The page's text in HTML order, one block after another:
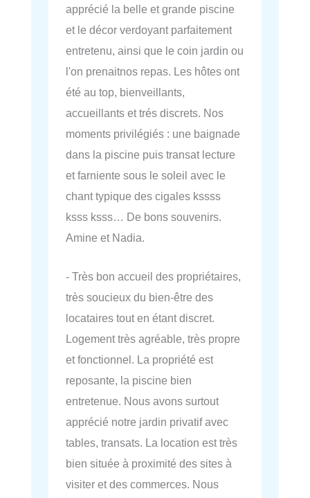
apprécié la belle et grande piscine
et le décor verdoyant parfaitement
entretenu, ainsi que le coin jardin ou
l'on prenaitnos repas. Les hôtes ont
été au top, bienveillants,
accueillants et trés discrets. Nos
moments privilégiés : une baignade
dans la piscine puis transat lecture
et farniente sous le soleil avec le
chant typique des cigales kssss
ksss ksss… De bons souvenirs.
Amine et Nadia.
- Très bon accueil des propriétaires,
très soucieux du bien-être des
locataires tout en étant discret.
Logement très agréable, très propre
et fonctionnel. La propriété est
reposante, la piscine bien
entretenue. Nous avons surtout
apprécié notre jardin privatif avec
tables, transats. La location est très
bien située à proximité des sites à
visiter et des commerces. Nous